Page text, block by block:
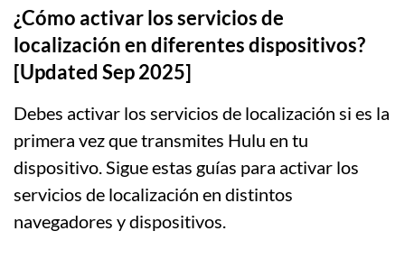
¿Cómo activar los servicios de
localización en diferentes dispositivos?
[Updated Sep 2025]
Debes activar los servicios de localización si es la
primera vez que transmites Hulu en tu
dispositivo. Sigue estas guías para activar los
servicios de localización en distintos
navegadores y dispositivos.